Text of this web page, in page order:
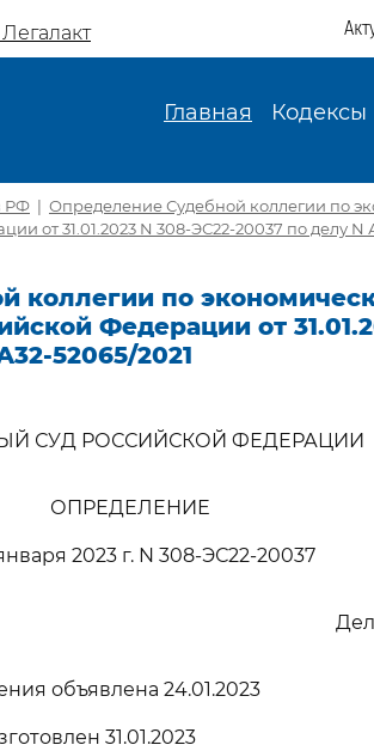
Главная Кодексы
РФ | Определение Судебной коллегии по
от 31.01.2023 N 308-ЭС22-20037 по делу N
коллегии по
Федерации от
52065/2021
СУД РОССИЙСКОЙ ФЕДЕРАЦИИ
ОПРЕДЕЛЕНИЕ
2023 г. N 308-ЭС22-20037
объявлена 24.01.2023
31.01.2023